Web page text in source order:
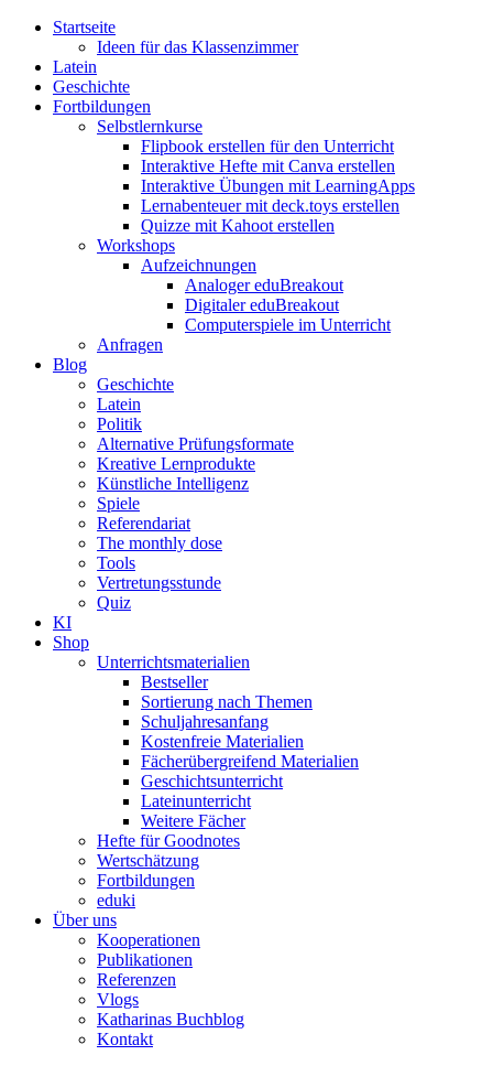
Startseite
Ideen für das Klassenzimmer
Latein
Geschichte
Fortbildungen
Selbstlernkurse
Flipbook erstellen für den Unterricht
Interaktive Hefte mit Canva erstellen
Interaktive Übungen mit LearningApps
Lernabenteuer mit deck.toys erstellen
Quizze mit Kahoot erstellen
Workshops
Aufzeichnungen
Analoger eduBreakout
Digitaler eduBreakout
Computerspiele im Unterricht
Anfragen
Blog
Geschichte
Latein
Politik
Alternative Prüfungsformate
Kreative Lernprodukte
Künstliche Intelligenz
Spiele
Referendariat
The monthly dose
Tools
Vertretungsstunde
Quiz
KI
Shop
Unterrichtsmaterialien
Bestseller
Sortierung nach Themen
Schuljahresanfang
Kostenfreie Materialien
Fächerübergreifend Materialien
Geschichtsunterricht
Lateinunterricht
Weitere Fächer
Hefte für Goodnotes
Wertschätzung
Fortbildungen
eduki
Über uns
Kooperationen
Publikationen
Referenzen
Vlogs
Katharinas Buchblog
Kontakt